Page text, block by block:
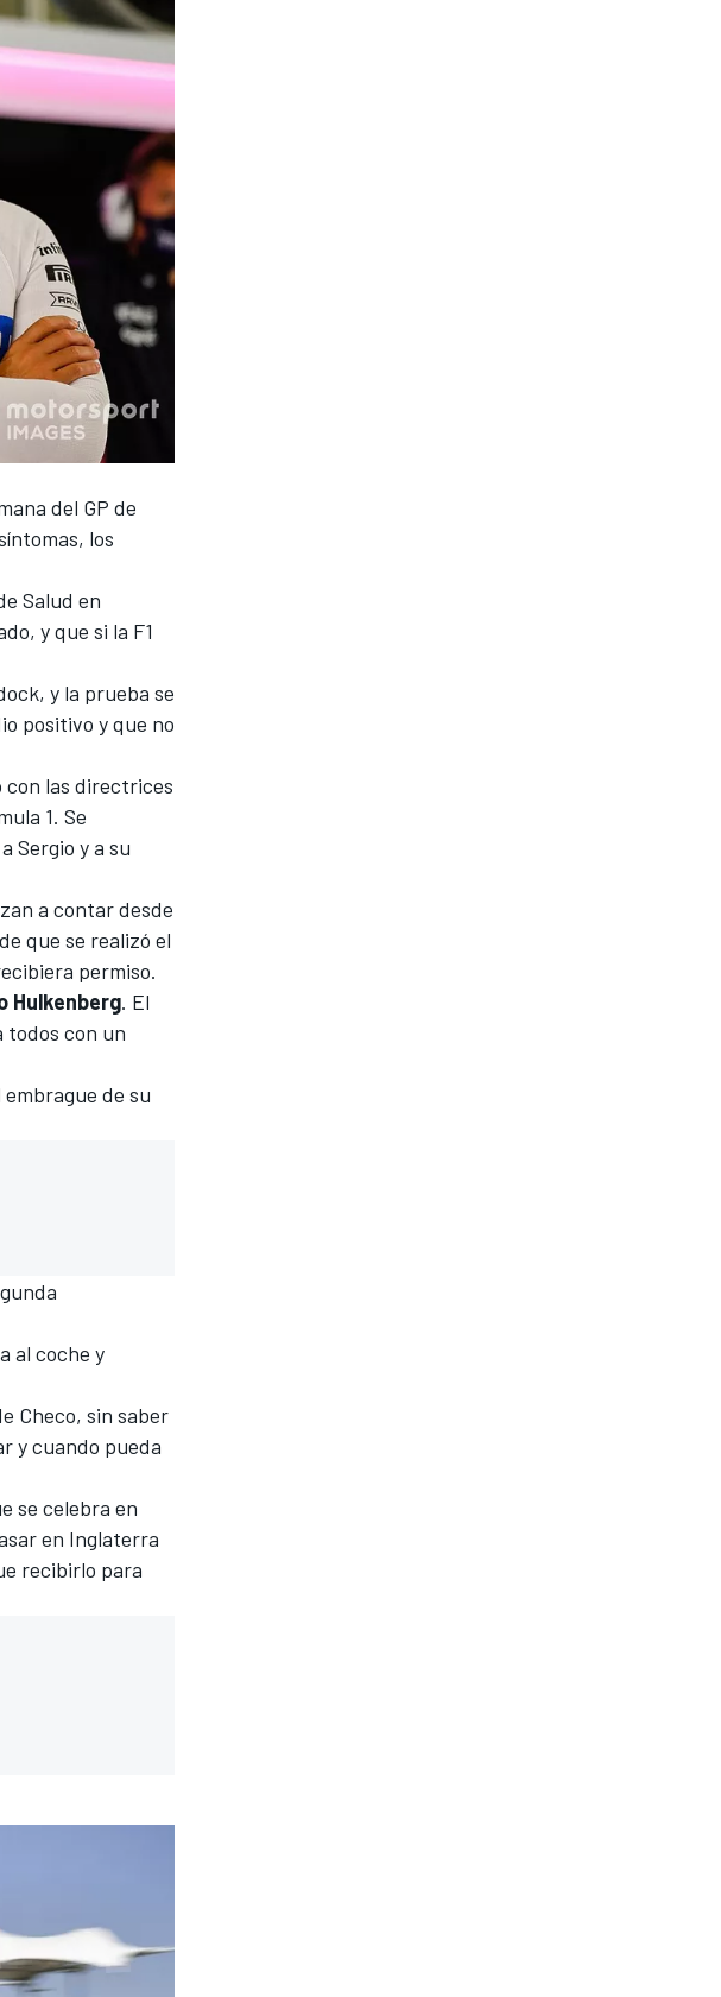
del GP de
los
Salud en
y que si la F1
y la prueba se
positivo y que no
con las directrices
1. Se
Sergio y a su
a contar desde
que se realizó el
permiso.
Hulkenberg. El
todos con un
de su
al coche y
Checo, sin saber
y cuando pueda
se celebra en
en Inglaterra
recibirlo para